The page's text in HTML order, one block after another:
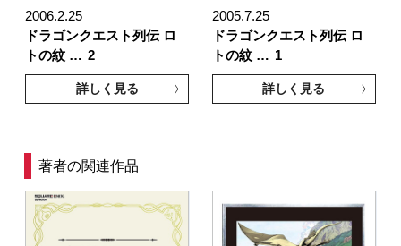
2006.2.25
ドラゴンクエスト列伝 ロ
トの紋 … 2
詳しく見る
2005.7.25
ドラゴンクエスト列伝 ロ
トの紋 … 1
詳しく見る
著者の関連作品